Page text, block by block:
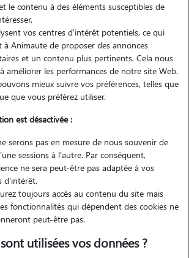
Contacter
d'une demande est sans engagement
le contenu à des éléments susceptibles de
vos centres d'intérêt potentiels, ce qui
à Animaute de proposer des annonces
et un contenu plus pertinents. Cela nous
améliorer les performances de notre site Web.
mieux suivre vos préférences, telles que
que vous préférez utiliser.
est désactivée :
serons pas en mesure de nous souvenir de
sessions à l'autre. Par conséquent,
ne sera peut-être pas adaptée à vos
d'intérêt.
toujours accès au contenu du site mais
fonctionnalités qui dépendent des cookies ne
peut-être pas.
utilisées vos données ?